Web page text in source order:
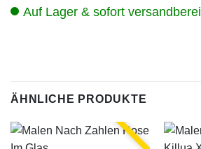
Auf Lager & sofort
ÄHNLICHE PRODUKTE